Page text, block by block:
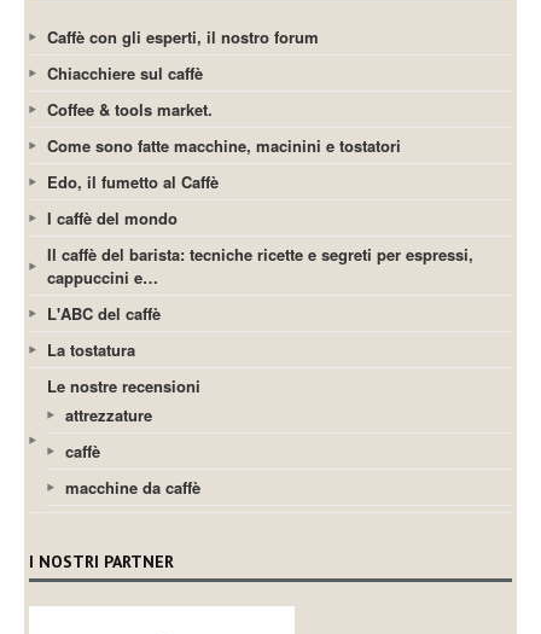
Caffè con gli esperti, il nostro forum
Chiacchiere sul caffè
Coffee & tools market.
Come sono fatte macchine, macinini e tostatori
Edo, il fumetto al Caffè
I caffè del mondo
Il caffè del barista: tecniche ricette e segreti per espressi,
cappuccini e…
L'ABC del caffè
La tostatura
Le nostre recensioni
attrezzature
caffè
macchine da caffè
I NOSTRI PARTNER